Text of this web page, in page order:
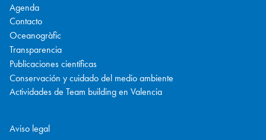
Agenda
Contacto
Oceanogràfic
Transparencia
Publicaciones científicas
Conservación y cuidado del medio ambiente
Actividades de Team building en Valencia
Aviso legal